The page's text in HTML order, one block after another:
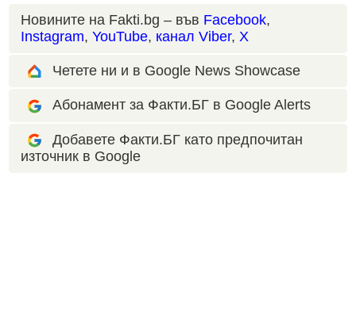
Новините на Fakti.bg – във Facebook,
Instagram, YouTube, канал Viber, X
Четете ни и в Google News Showcase
Абонамент за Факти.БГ в Google Alerts
Добавете Факти.БГ като предпочитан
източник в Google